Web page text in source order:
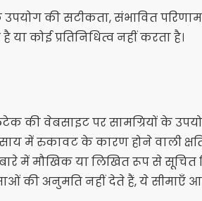
की सटीकता, संभावित
या कोई प्रतिनिधित्व नहीं करता है।
की वेबसाइट पर सामग्रियों के
में रुकावट के कारण होने वाली
में मौखिक या लिखित रूप से सूचित
की अनुमति नहीं देते हैं, ये सीमाएँ